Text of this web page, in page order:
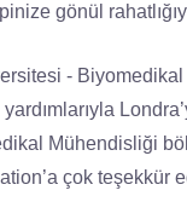
gönül
-
yardımlarıyla
Mühendisliği
çok teşekkür